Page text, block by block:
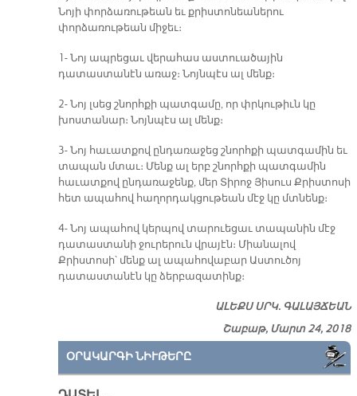
Նոյի փորձառութեան եւ քրիստոնեաներու
փորձառութեան միջեւ։
1- Նոյ ապրեցաւ վերահաս աստուածային
դատաստանէն առաջ։ Նոյնպէս ալ մենք։
2- Նոյ լսեց շնորհքի պատգամը, որ փրկութիւն կը
խոստանար։ Նոյնպէս ալ մենք։
3- Նոյ հաւատքով ընդառաջեց շնորհքի պատգամին եւ
տապան մտաւ։ Մենք ալ երբ շնորհքի պատգամին
հաւատքով ընդառաջենք, մեր Տիրոջ Յիսուս Քրիստոսի
հետ ապահով հաղորդակցութեան մէջ կը մտնենք։
4- Նոյ ապահով կերպով տարուեցաւ տապանին մէջ
դատաստանի ջուրերուն վրայէն։ Միանալով
Քրիստոսի՝ մենք ալ ապահովաբար Աստուծոյ
դատաստանէն կը ձերբազատինք։
ԱԼԵՔՍ ՍՐԿ. ԳԱԼԱՅՃԵԱՆ
Շաբաթ, Մարտ 24, 2018
ՕՐԱԿԱՐԳԻ ՆԻՒԹԵՐԸ